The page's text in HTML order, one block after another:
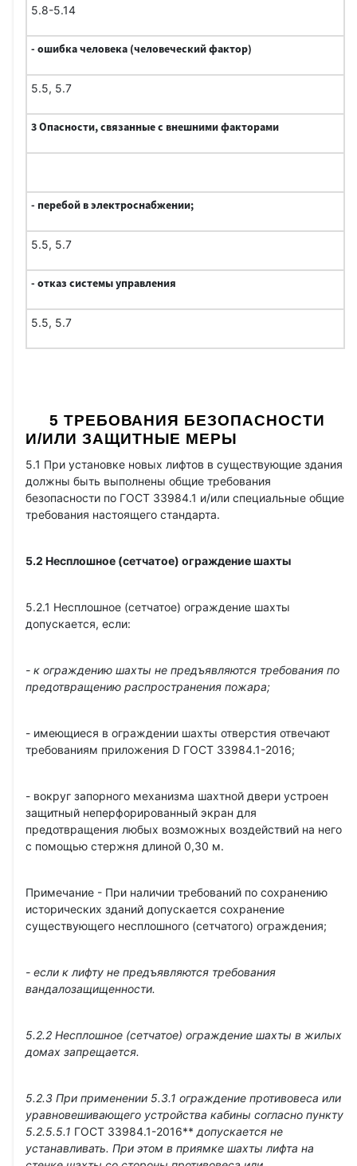
5.8-5.14
- ошибка человека (человеческий фактор)
5.5, 5.7
3 Опасности, связанные с внешними факторами
- перебой в электроснабжении;
5.5, 5.7
- отказ системы управления
5.5, 5.7
5 ТРЕБОВАНИЯ БЕЗОПАСНОСТИ
И/ИЛИ ЗАЩИТНЫЕ МЕРЫ
5.1 При установке новых лифтов в существующие здания
должны быть выполнены общие требования
безопасности по ГОСТ 33984.1 и/или специальные общие
требования настоящего стандарта.
5.2 Несплошное (сетчатое) ограждение шахты
5.2.1 Несплошное (сетчатое) ограждение шахты
допускается, если:
- к ограждению шахты не предъявляются требования по
предотвращению распространения пожара;
- имеющиеся в ограждении шахты отверстия отвечают
требованиям приложения D ГОСТ 33984.1-2016;
- вокруг запорного механизма шахтной двери устроен
защитный неперфорированный экран для
предотвращения любых возможных воздействий на него
с помощью стержня длиной 0,30 м.
Примечание - При наличии требований по сохранению
исторических зданий допускается сохранение
существующего несплошного (сетчатого) ограждения;
- если к лифту не предъявляются требования
вандалозащищенности.
5.2.2 Несплошное (сетчатое) ограждение шахты в жилых
домах запрещается.
5.2.3 При применении 5.3.1 ограждение противовеса или
уравновешивающего устройства кабины согласно пункту
5.2.5.5.1 ГОСТ 33984.1-2016** допускается не
устанавливать. При этом в приямке шахты лифта на